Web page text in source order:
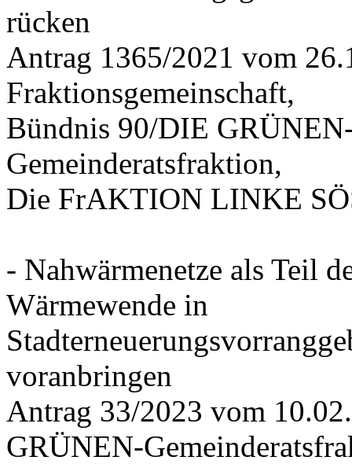
rücken
Antrag 1365/2021 vom
Fraktionsgemeinschaft,
Bündnis 90/DIE
Gemeinderatsfraktion,
Die FrAKTION LINKE
- Nahwärmenetze als Teil
Wärmewende in
voranbringen
Antrag 33/2023 vom
GRÜNEN-